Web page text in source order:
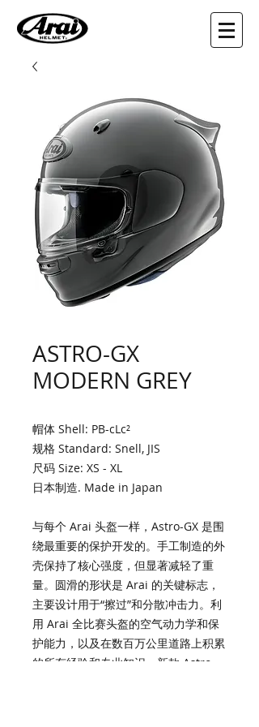
ASTRO-GX
MODERN GREY
帽体 Shell: PB-cLc²
规格 Standard: Snell, JIS
尺码 Size: XS - XL
日本制造. Made in Japan
与每个 Arai 头盔一样，Astro-GX 是围
绕最重要的保护开发的。手工制造的外
壳保持了核心强度，但显著减轻了重
量。圆滑的形状是 Arai 的关键标志，
主要设计用于“擦过”和分散冲击力。利
用 Arai 全比赛头盔的空气动力学和保
护能力，以及在数百万公里道路上积累
的所有经验和专业知识，新款 Astro-